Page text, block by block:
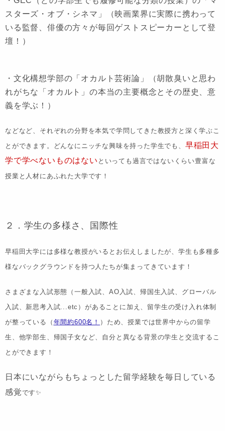
スターズ・オブ・シネマ」
（映画業界に実際に携わって
いる監督、俳優の方々が毎回ゲストスピーカーとして登
壇！）
・文化構想学部の 「オカルト芸術論」
（胡散臭いと思わ
れがちな「オカルト」の本当の主要概念とその歴史、意
義を学ぶ！）
などなど、それぞれの分野を本気で学問してきた教授方と深く学ぶこ
とができます。どんなにニッチな興味を持った学生でも、 早稲田大
学で学べないものはない といっても過言ではないくらい豊富な
授業と人材にあふれた大学です！
２．学生の多様さ、国際性
早稲田大学には多様な教授がいるとお伝えしましたが、学生も多種多
様なバックグラウンドを持つ人たちが集まってきています！
さまざまな入試形態 （一般入試、AO入試、帰国生入試、グローバル
入試、新思考入試...etc）があることに加え、 留学生の受け入れ体制
が整っている（ 年間約600名！ ） ため、授業では世界中からの留学
生、他学部生、帰国子女など、自分と異なる背景の学生と交流するこ
とができます！
日本にいながらもちょっとした留学経験を毎日している
感覚です✨